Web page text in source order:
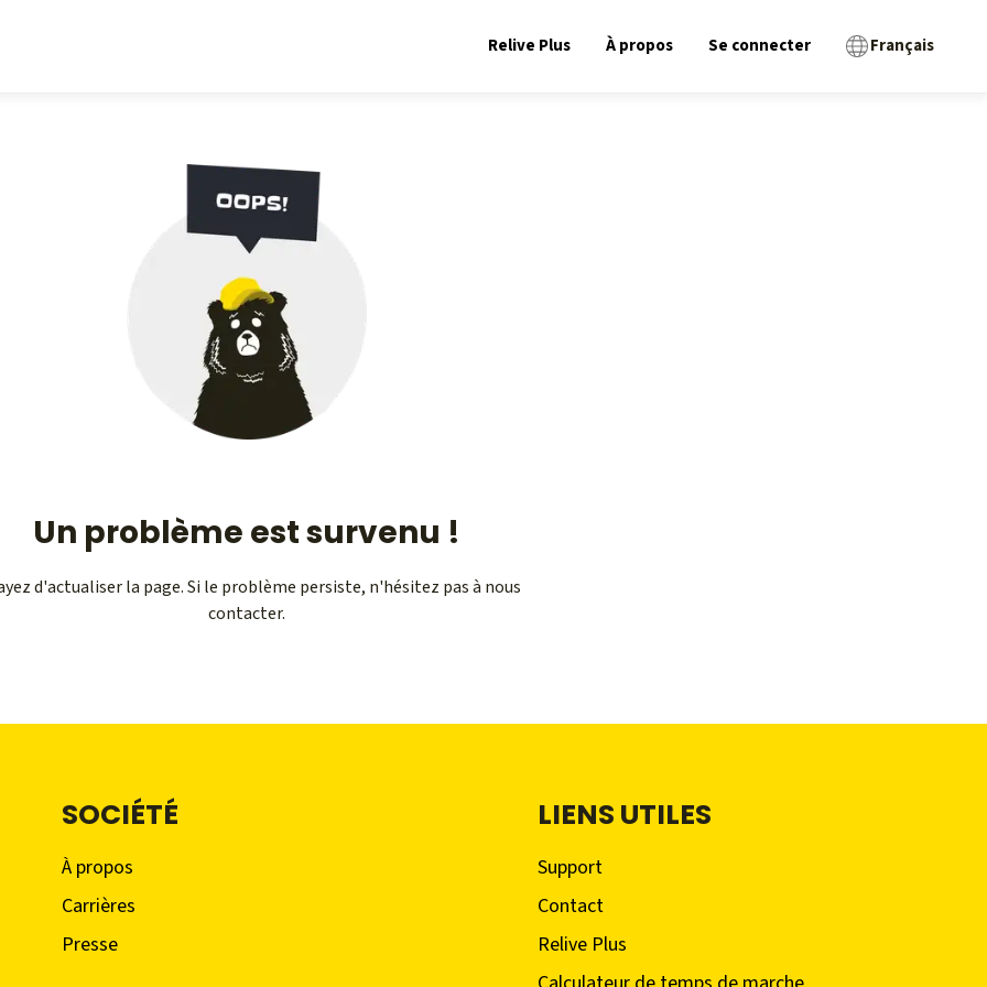
Relive Plus À propos Se connecter Français
Un problème est survenu !
d'actualiser la page. Si le problème persiste, n'hésitez pas à nous
contacter.
SOCIÉTÉ
À propos
Carrières
Presse
LIENS UTILES
Support
Contact
Relive Plus